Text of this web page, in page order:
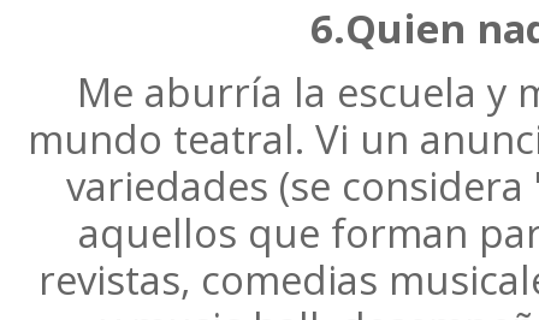
6.Quien
Me aburría la escuela y
mundo teatral. Vi un
variedades (se
aquellos que forman
revistas, comedias